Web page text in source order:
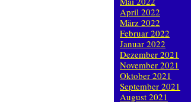
April 2022
März 2022
Februar 2022
Januar 2022
Dezember 2021
November 2021
Oktober 2021
September 2021
August 2021